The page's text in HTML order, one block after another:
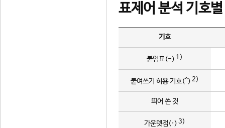
표제어 분석 기호
기호
붙임표(-) 1)
붙여쓰기 허용 기호(^) 2)
띄어 쓴 것
가운뎃점(·) 3)